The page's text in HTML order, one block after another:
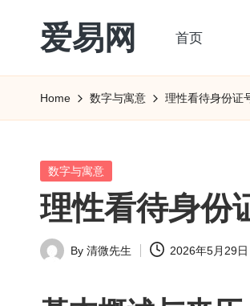
爱易网
历
阳
转
农
历
历
首页
Home 数字与寓意 理性看待身份证
Posted
数字与寓意
理性看待身份
Posted
By 清微先生 2026年5月29日